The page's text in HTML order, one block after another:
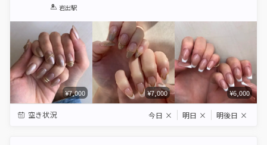
1 2 3
岩出駅
¥7,000 ¥7,000 ¥6,000
空き状況 今日 × 明日 × 明後日 ×